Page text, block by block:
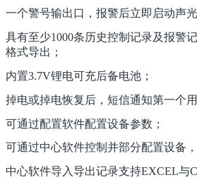
一个警号输出口，报警后立即启动声
具有至少1000条历史控制记录及报警
格式导出；
内置3.7V锂电可充后备电池；
掉电或掉电恢复后，短信通知第一个用
可通过配置软件配置设备参数；
可通过中心软件控制并部分配置设备
中心软件导入导出记录支持EXCEL与